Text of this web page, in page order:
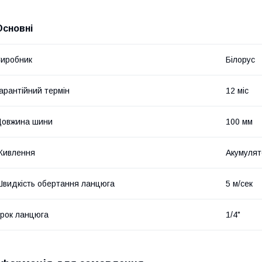
Білорус
термін 12 міс
шини 100 мм
обертання ланцюга 5 м/сек
ланцюга 1/4"